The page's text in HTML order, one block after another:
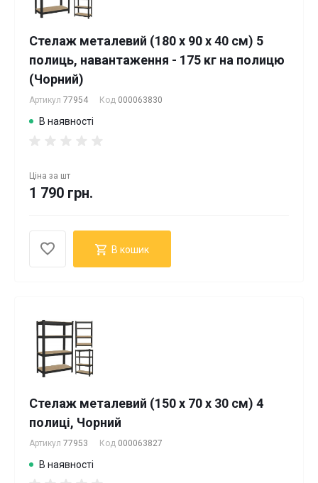
Стелаж металевий (180 х 90 х 40 см) 5
полиць, навантаження - 175 кг на полицю
(Чорний)
Артикул 77954 Код 000063830
В наявності
Ціна за шт
1 790 грн.
В кошик
Стелаж металевий (150 x 70 x 30 см) 4
полиці, Чорний
Артикул 77953 Код 000063827
В наявності